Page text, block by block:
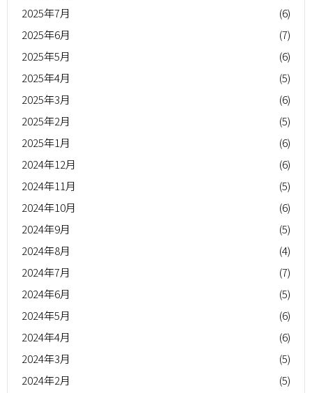
2025年7月
(6)
2025年6月
(7)
2025年5月
(6)
2025年4月
(5)
2025年3月
(6)
2025年2月
(5)
2025年1月
(6)
2024年12月
(6)
2024年11月
(5)
2024年10月
(6)
2024年9月
(5)
2024年8月
(4)
2024年7月
(7)
2024年6月
(5)
2024年5月
(6)
2024年4月
(6)
2024年3月
(5)
2024年2月
(5)